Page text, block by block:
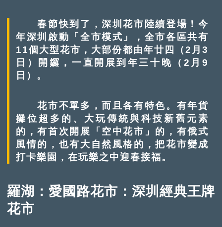
春節快到了，深圳花市陸續登場！今
年深圳啟動「全市模式」，全市各區共有
11個大型花市，大部份都由年廿四（2月3
日）開鑼，一直開展到年三十晚（2月9
日）。
花市不單多，而且各有特色。有年貨
攤位超多的、大玩傳統與科技新舊元素
的，有首次開展「空中花市」的，有俄式
風情的，也有大自然風格的，把花市變成
打卡樂園，在玩樂之中迎春接福。
羅湖：愛國路花市：深圳經典王牌
花市